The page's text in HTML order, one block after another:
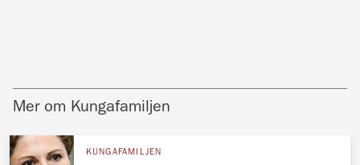
Mer om Kungafamiljen
KUNGAFAMILJEN